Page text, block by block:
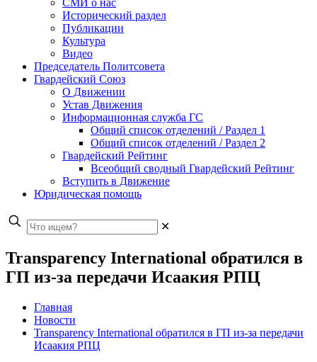
СМИ о нас
Исторический раздел
Публикации
Культура
Видео
Председатель Политсовета
Гвардейский Союз
О Движении
Устав Движения
Информационная служба ГС
Общий список отделений / Раздел 1
Общий список отделений / Раздел 2
Гвардейский Рейтинг
Всеобщий сводный Гвардейский Рейтинг
Вступить в Движение
Юридическая помощь
✕
Transparency International обратился в
ГП из-за передачи Исаакия РПЦ
Главная
Новости
Transparency International обратился в ГП из-за передачи
Исаакия РПЦ